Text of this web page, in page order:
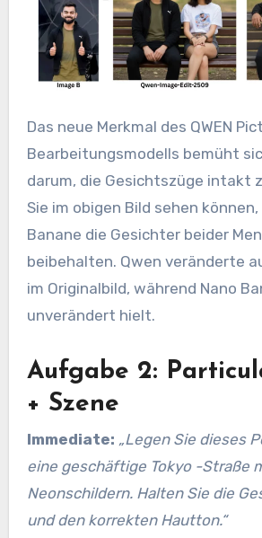
Das neue Merkmal des QWEN
Bearbeitungsmodells bemüht
darum, die Gesichtszüge intakt
Sie im obigen Bild sehen
Banane die Gesichter beider
beibehalten. Qwen veränderte
im Originalbild, während Nano
unverändert hielt.
Aufgabe 2:
+ Szene
Immediate: „Legen Sie dieses
eine geschäftige Tokyo -Straße
Neonschildern. Halten Sie die
und den korrekten Hautton.“